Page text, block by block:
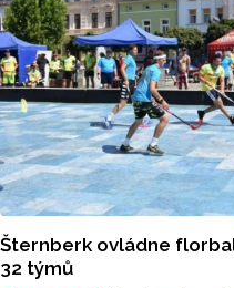
Šternberk ovládne
32 týmů